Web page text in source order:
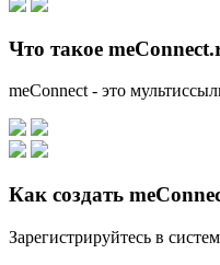
Что такое
meConnect - это
Как создать
Зарегистрируйтесь в